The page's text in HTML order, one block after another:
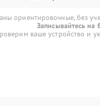
ориентировочные, без
Записывайтесь на
ваше устройство и